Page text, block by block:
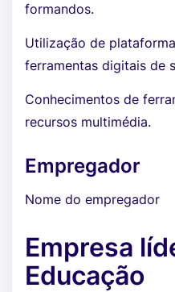
formandos.
Utilização de
ferramentas digitais de
Conhecimentos de
recursos multimédia.
Empregador
Nome do empregador
Empresa
Educação